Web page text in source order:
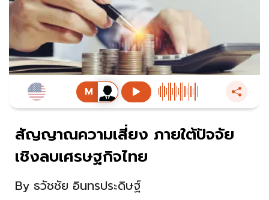
สัญญาณความเสี่ยง ภายใต้ปัจจัย
เชิงลบเศรษฐกิจไทย
By ธวัชชัย อินทรประดิษฐ์